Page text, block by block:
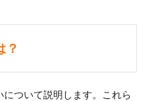
？
ついて説明します。これら